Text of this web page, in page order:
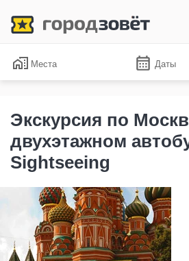
Места Даты
Экскурсия по
двухэтажном
Sightseeing